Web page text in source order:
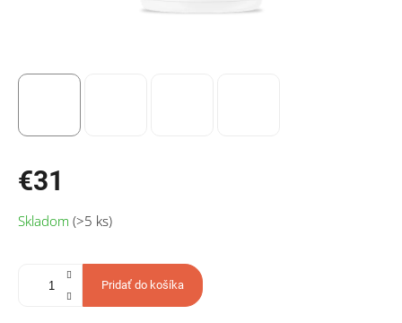
€31
cena:
Skladom (>5 ks)
Pridať do košíka